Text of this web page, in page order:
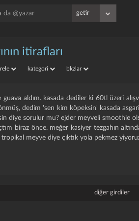
itirafları
kategori bkzlar
aldım. kasada dediler ki 60tl üzeri
dedim 'sen kim köpeksin' kasada
diye sorulur mu? ejder meyveli smoothie
biraz önce. meğer kasiyer tezgahın
meyve diye çıktık yola pekmez
diğer girdiler